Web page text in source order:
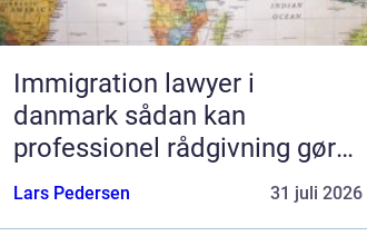
Immigration lawyer i
danmark sådan kan
professionel rådgivning gøre
en forskel
Lars Pedersen 31 juli 2026